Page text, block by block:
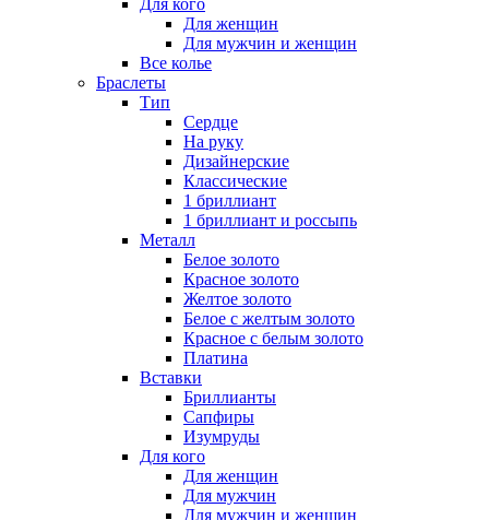
Для кого
Для женщин
Для мужчин и женщин
Все колье
Браслеты
Тип
Сердце
На руку
Дизайнерские
Классические
1 бриллиант
1 бриллиант и россыпь
Металл
Белое золото
Красное золото
Желтое золото
Белое с желтым золото
Красное с белым золото
Платина
Вставки
Бриллианты
Сапфиры
Изумруды
Для кого
Для женщин
Для мужчин
Для мужчин и женщин